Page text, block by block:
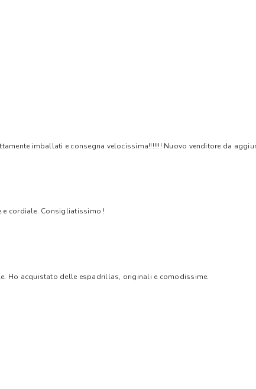
imballati e consegna velocissima!!!!!!! Nuovo venditore da
cordiale. Consigliatissimo !
Ho acquistato delle espadrillas, originali e comodissime.